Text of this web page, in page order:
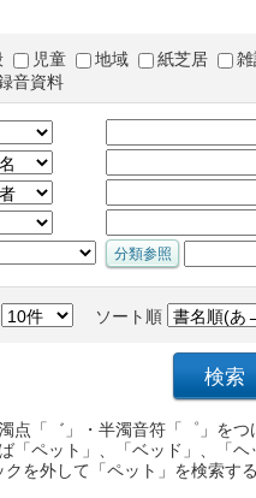
児童 地域 紙芝居
音資料
ソート順
点「゛」・半濁音符「゜」を
「ペット」、「ベッド」、「
クを外して「ペット」を検索